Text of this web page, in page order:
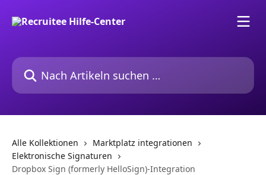
Nach Artikeln suchen …
Alle Kollektionen
Marktplatz integrationen
Elektronische Signaturen
Dropbox Sign (formerly HelloSign)-Integration